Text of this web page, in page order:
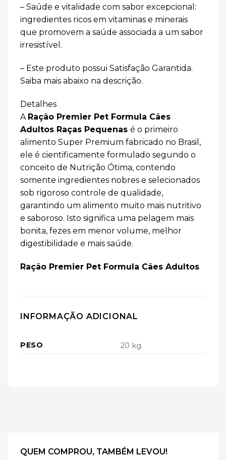
– Saúde e vitalidade com sabor excepcional:
ingredientes ricos em vitaminas e minerais
que promovem a saúde associada a um sabor
irresistível.
– Este produto possui Satisfação Garantida.
Saiba mais abaixo na descrição.
Detalhes
A Ração Premier Pet Formula Cães
Adultos Raças Pequenas é o primeiro
alimento Super Premium fabricado no Brasil,
ele é cientificamente formulado segundo o
conceito de Nutrição Ótima, contendo
somente ingredientes nobres e selecionados
sob rigoroso controle de qualidade,
garantindo um alimento muito mais nutritivo
e saboroso. Isto significa uma pelagem mais
bonita, fezes em menor volume, melhor
digestibilidade e mais saúde.
Ração Premier Pet Formula Cães Adultos
INFORMAÇÃO ADICIONAL
PESO 20 kg
QUEM COMPROU, TAMBÉM LEVOU!